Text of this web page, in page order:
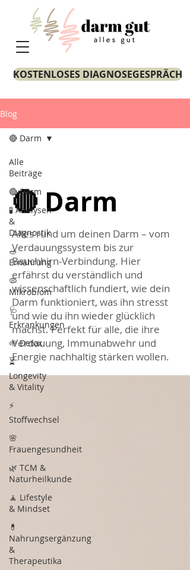
KOSTENLOSES DIAGNOSEGESPRÄCH
Blog
Alle
Beiträge
🔴 Darm
🧪 Analysen
&
Diagnostik
🥗
Ernährung
🦠
Mikrobiom
🩺
Erkrankungen
🌱 Detox
⏳
Longevity
& Vitality
⚡
Stoffwechsel
🌸
Frauengesundheit
🌿 TCM &
Naturheilkunde
🧘 Lifestyle
& Mindset
💊
Nahrungsergänzung
&
Therapeutika
🔴 Darm
🔴 Darm
Alles rund um deinen Darm – vom
Verdauungssystem bis zur
Bauchhirn-Verbindung. Hier
erfährst du verständlich und
wissenschaftlich fundiert, wie dein
Darm funktioniert, was ihn stresst
und wie du ihn wieder glücklich
machst. Perfekt für alle, die ihre
Verdauung, Immunabwehr und
Energie nachhaltig stärken wollen.